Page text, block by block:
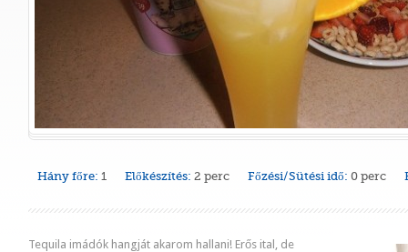
Hány főre: 1 Előkészítés: 2 perc Főzési/Sütési idő: 0 perc
Tequila imádók hangját akarom hallani! Erős ital, de